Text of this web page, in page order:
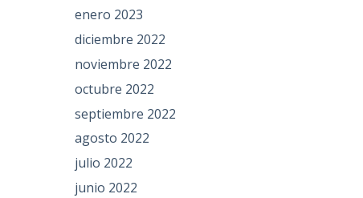
enero 2023
diciembre 2022
noviembre 2022
octubre 2022
septiembre 2022
agosto 2022
julio 2022
junio 2022